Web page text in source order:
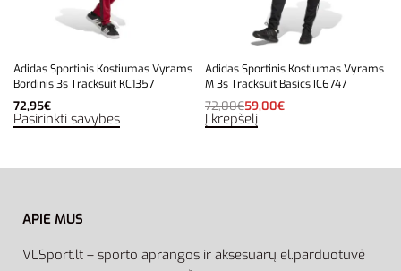
Adidas Sportinis Kostiumas Vyrams
Bordinis 3s Tracksuit KC1357
72,95€
Pasirinkti savybes
Adidas Sportinis Kostiumas Vyrams
M 3s Tracksuit Basics IC6747
72,00€59,00€
Į krepšelį
APIE MUS
VLSport.lt – sporto aprangos ir aksesuarų el.parduotuvė